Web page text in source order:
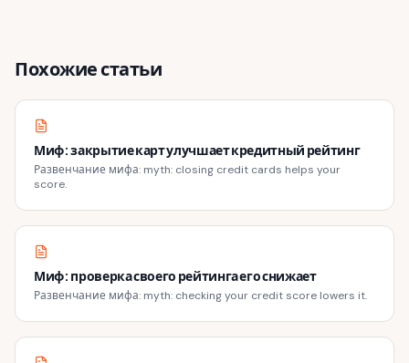
Похожие статьи
Миф: закрытие карт улучшает кредитный рейтинг
Развенчание мифа: myth: closing credit cards helps your
score.
Миф: проверка своего рейтинга его снижает
Развенчание мифа: myth: checking your credit score lowers it.